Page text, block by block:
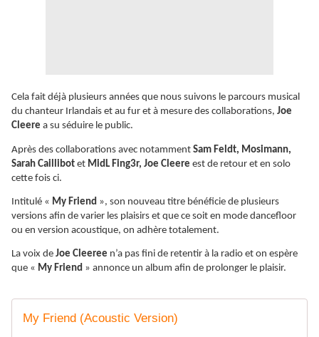
Cela fait déjà plusieurs années que nous suivons le parcours musical
du chanteur Irlandais et au fur et à mesure des collaborations, Joe
Cleere a su séduire le public.
Après des collaborations avec notamment Sam Feldt, Mosimann,
Sarah Caillibot et MidL Fing3r, Joe Cleere est de retour et en solo
cette fois ci.
Intitulé « My Friend », son nouveau titre bénéficie de plusieurs
versions afin de varier les plaisirs et que ce soit en mode dancefloor
ou en version acoustique, on adhère totalement.
La voix de Joe Cleeree n’a pas fini de retentir à la radio et on espère
que « My Friend » annonce un album afin de prolonger le plaisir.
My Friend (Acoustic Version)